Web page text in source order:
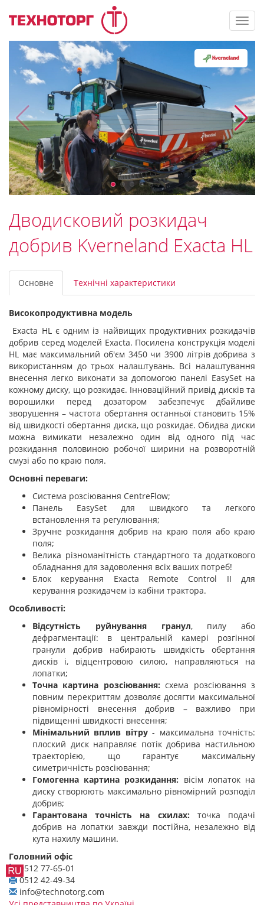
Дводисковий розкидач
добрив Kverneland Exacta HL
Основне Технічні характеристики
Високопродуктивна модель
Exacta НL є одним із найвищих продуктивних розкидачів
добрив серед моделей Exacta. Посилена конструкція моделі
HL має максимальний об'єм 3450 чи 3900 літрів добрива з
використанням до трьох налаштувань. Всі налаштування
внесення легко виконати за допомогою панелі EasySet на
кожному диску, що розкидає. Інноваційний привід дисків та
ворошилки перед дозатором забезпечує дбайливе
зворушення – частота обертання останньої становить 15%
від швидкості обертання диска, що розкидає. Обидва диски
можна вимикати незалежно один від одного під час
розкидання половиною робочої ширини на розворотній
смузі або по краю поля.
Основні переваги:
Система розсіювання CentreFlow;
Панель EasySet для швидкого та легкого
встановлення та регулювання;
Зручне розкидання добрив на краю поля або краю
поля;
Велика різноманітність стандартного та додаткового
обладнання для задоволення всіх ваших потреб!
Блок керування Exacta Remote Control II для
керування розкидачем із кабіни трактора.
Особливості:
Відсутність руйнування гранул, пилу або
дефрагментації: в центральній камері розгінної
гранули добрив набирають швидкість обертання
дисків і, відцентровою силою, направляються на
лопатки;
Точна картина розсіювання: схема розсіювання з
повним перекриттям дозволяє досягти максимальної
рівномірності внесення добрив – важливо при
підвищенні швидкості внесення;
Мінімальний вплив вітру- максимальна точність:
плоский диск направляє потік добрива настильною
траекторією, що гарантує максимальну
симетричність розсіювання;
Гомогенна картина розкидання: вісім лопаток на
диску створюють максимально рівномірний розподіл
добрив;
Гарантована точність на схилах: точка подачі
добрив на лопатки завжди постійна, незалежно від
кута нахилу машини.
Головний офіс
0512 77-65-01
0512 42-49-34
info@technotorg.com